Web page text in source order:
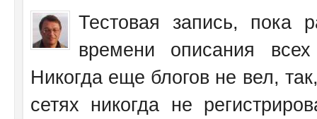
Тестовая запись, пока
времени описания
Никогда еще блогов не вел,
сетях никогда не